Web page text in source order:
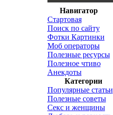
Навигатор
Стартовая
Поиск по сайту
Фотки Картинки
Моб операторы
Полезные ресурсы
Полезное чтиво
Анекдоты
Категории
Популярные статьи
Полезные советы
Секс и женщины